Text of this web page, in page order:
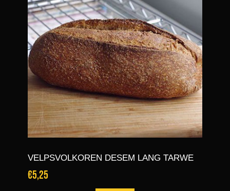
VELPSVOLKOREN DESEM LANG TARWE
€5,25